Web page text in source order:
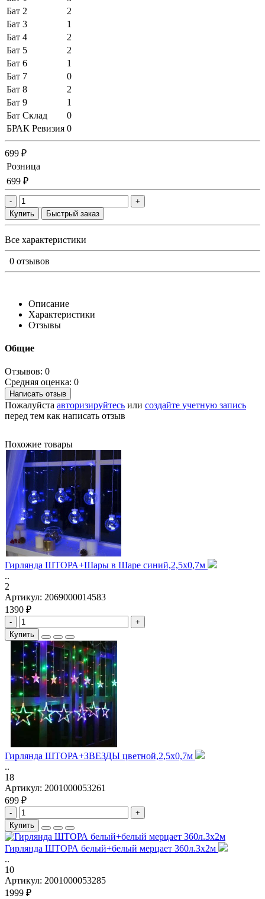
Бат 2
2
Бат 3
1
Бат 4
2
Бат 5
2
Бат 6
1
Бат 7
0
Бат 8
2
Бат 9
1
Бат Склад
0
БРАК Ревизия 0
699 ₽
Розница
699 ₽
-
+
Купить
Быстрый заказ
Все характеристики
0 отзывов
Описание
Характеристики
Отзывы
Общие
Отзывов: 0
Средняя оценка: 0
Написать отзыв
Пожалуйста авторизируйтесь или создайте учетную запись
перед тем как написать отзыв
Похожие товары
Гирлянда ШТОРА+Шары в Шаре синий,2,5х0,7м
..
2
Артикул: 2069000014583
1390 ₽
-
+
Купить
Гирлянда ШТОРА+ЗВЕЗДЫ цветной,2,5х0,7м
..
18
Артикул: 2001000053261
699 ₽
-
+
Купить
Гирлянда ШТОРА белый+белый мерцает 360л.3х2м
..
10
Артикул: 2001000053285
1999 ₽